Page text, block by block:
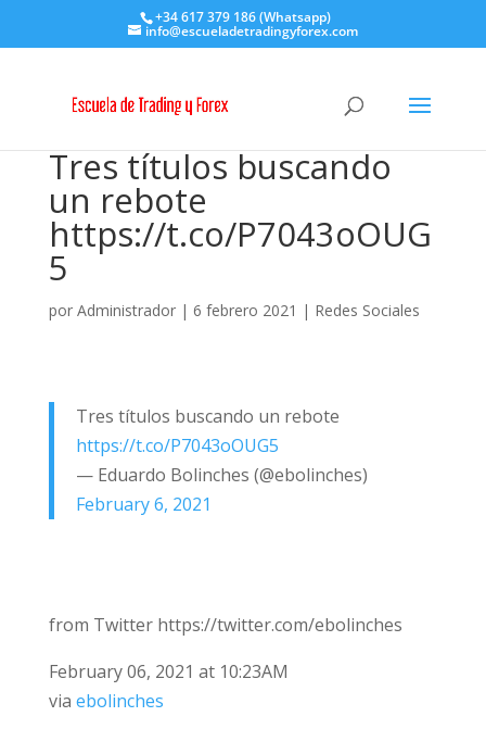
+34 617 379 186 (Whatsapp)
info@escueladetradingyforex.com
Tres títulos buscando
un rebote
https://t.co/P7043oOUG
5
por Administrador| 6 febrero 2021 | Redes Sociales
Tres títulos buscando un rebote
https://t.co/P7043oOUG5
— Eduardo Bolinches (@ebolinches)
February 6, 2021
from Twitter https://twitter.com/ebolinches
February 06, 2021 at 10:23AM
via ebolinches